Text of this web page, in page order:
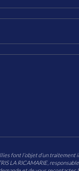
font l’objet d’un traitement
LA RICAMARIE,